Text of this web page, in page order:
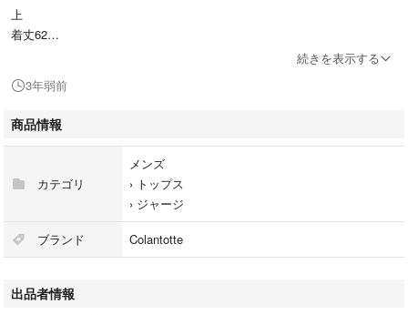
上
着丈62
下
平置き腰回りウエスト36-47
丈96
素人寸法の為多少の誤差はあります。
上下ともかなりストレッチが効いてます。
VENEX
まとめ買い値引きします
続きを表示する
3年弱前
商品情報
カテゴリ
メンズ
› トップス
› ジャージ
ブランド Colantotte
出品者情報